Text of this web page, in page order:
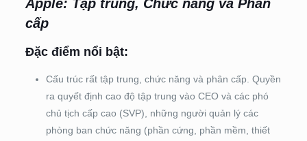
Apple: Tập trung, Chức năng và Phân
cấp
Đặc điểm nổi bật:
Cấu trúc rất tập trung, chức năng và phân cấp. Quyền
ra quyết định cao độ tập trung vào CEO và các phó
chủ tịch cấp cao (SVP), những người quản lý các
phòng ban chức năng (phần cứng, phần mềm, thiết